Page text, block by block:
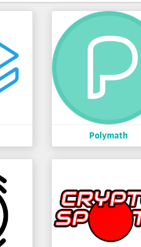
Polymath